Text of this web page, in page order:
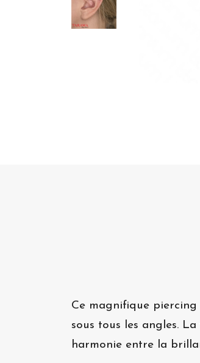
Ce magnifique
sous tous les angles.
harmonie entre la